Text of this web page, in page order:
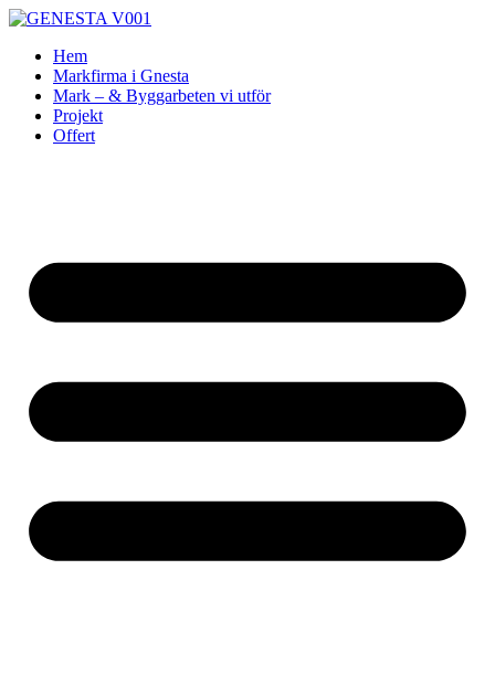
Skip
contentHem
Markfirma i Gnesta
Mark – & Byggarbeten vi utför
Projekt
Offert